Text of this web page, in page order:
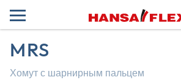
MRS
Хомут с шарнирным пальцем